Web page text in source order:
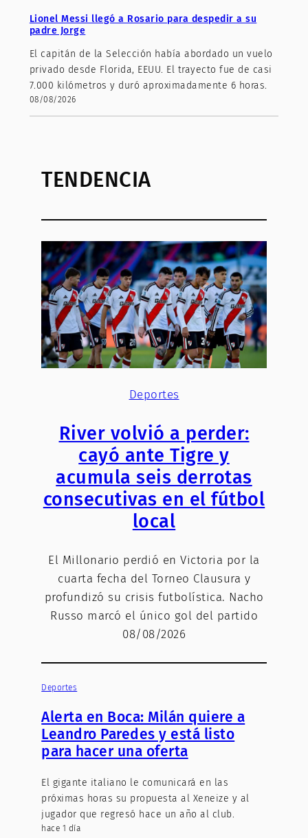
Lionel Messi llegó a Rosario para despedir a su
padre Jorge
El capitán de la Selección había abordado un vuelo
privado desde Florida, EEUU. El trayecto fue de casi
7.000 kilómetros y duró aproximadamente 6 horas.
08/08/2026
TENDENCIA
Deportes
River volvió a perder:
cayó ante Tigre y
acumula seis derrotas
consecutivas en el fútbol
local
El Millonario perdió en Victoria por la
cuarta fecha del Torneo Clausura y
profundizó su crisis futbolística. Nacho
Russo marcó el único gol del partido
08/08/2026
Deportes
Alerta en Boca: Milán quiere a
Leandro Paredes y está listo
para hacer una oferta
El gigante italiano le comunicará en las
próximas horas su propuesta al Xeneize y al
jugador que regresó hace un año al club.
hace 1 día